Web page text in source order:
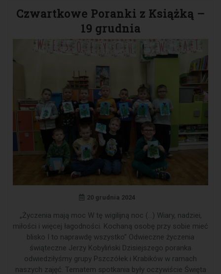
Czwartkowe Poranki z Książką –
19 grudnia
20 grudnia 2024
„Życzenia mają moc W tę wigilijną noc (…) Wiary, nadziei,
miłości i więcej łagodności. Kochaną osobę przy sobie mieć
blisko I to naprawdę wszystko” Odwieczne życzenia
świąteczne Jerzy Kobyliński Dzisiejszego poranka
odwiedziłyśmy grupy Pszczółek i Krabików w ramach
naszych zajęć. Tematem spotkania były oczywiście Święta